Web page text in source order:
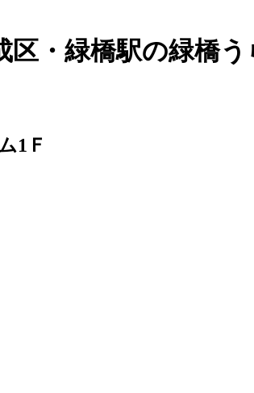
・緑橋駅の緑橋
1Ｆ